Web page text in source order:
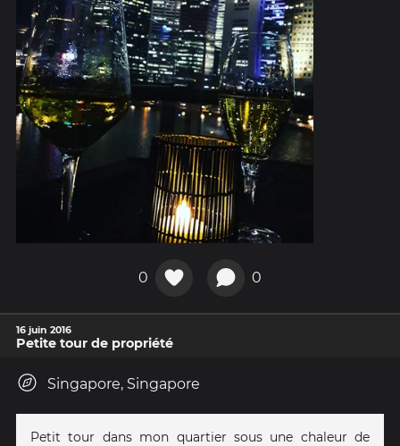
0 0
16 juin 2016
Petite tour de propriété
Singapore, Singapore
Petit tour dans mon quartier sous une chaleur de